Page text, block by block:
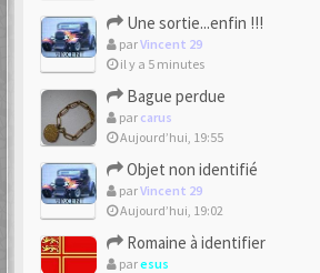
Une sortie...enfin !!!
parVincent 29
il y a 5 minutes
Bague perdue
par carus
Aujourd’hui, 19:55
Objet non identifié
parVincent 29
Aujourd’hui, 19:02
Romaine à identifier
paresus